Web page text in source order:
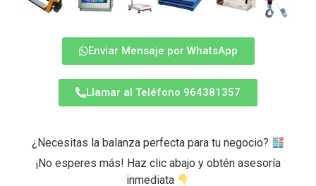
Enviar Mensaje por WhatsApp
Llamar al Teléfono 964381357
¿Necesitas la balanza perfecta para tu negocio?
¡No esperes más! Haz clic abajo y obtén asesoría
inmediata